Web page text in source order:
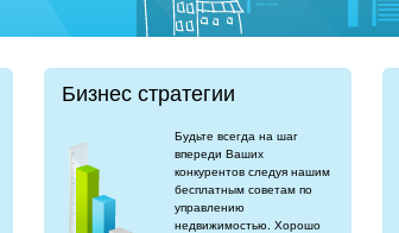
Бизнес стратегии
Будьте всегда на шаг
впереди Ваших
конкурентов следуя нашим
бесплатным советам по
управлению
недвижимостью. Хорошо